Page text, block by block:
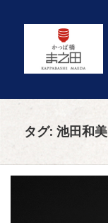
タグ:池田和美